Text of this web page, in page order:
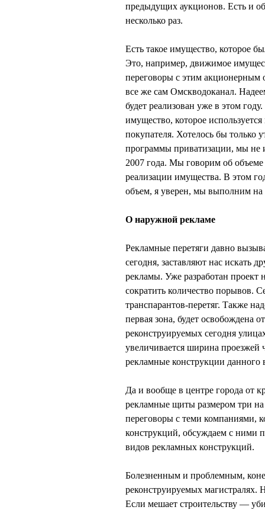
предыдущих аукционов. Есть и
несколько раз.
Есть такое имущество, которое
Это, например, движимое
переговоры с этим акционерным
все же сам Омскводоканал.
будет реализован уже в этом
имущество, которое
покупателя. Хотелось бы только
программы приватизации, мы не
2007 года. Мы говорим об
реализации имущества. В этом
объем, я уверен, мы выполним на
О наружной рекламе
Рекламные перетяги давно
сегодня, заставляют нас искать
рекламы. Уже разработан проект
сократить количество порывов.
транспарантов-перетяг. Также
первая зона, будет освобождена
реконструируемых сегодня
увеличивается ширина проезжей
рекламные конструкции данного
Да и вообще в центре города от
рекламные щиты размером три
переговоры с теми компаниями,
конструкций, обсуждаем с ними
видов рекламных конструкций.
Болезненным и проблемным,
реконструируемых
Если мешает строительству —